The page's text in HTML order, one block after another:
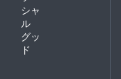
シャ
ル
グッ
ド